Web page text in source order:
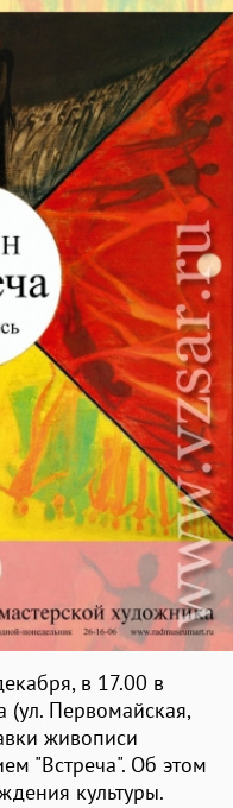
в 17.00 в
(ул. Первомайская,
живописи
"Встреча". Об этом
культуры.